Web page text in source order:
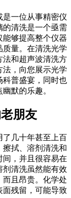
一位从事精密仪
的清洗是一个亟需
够提高整个仪器
质量。在清洗光学
和超声波清洗方
，向您展示光学
科普盛宴，同时也
默的乐趣。
朋友
了几十年甚至上百
拭、溶剂清洗和
，并且很容易在
清洗虽然能有效
且昂贵。化学处
面残留，可能导致